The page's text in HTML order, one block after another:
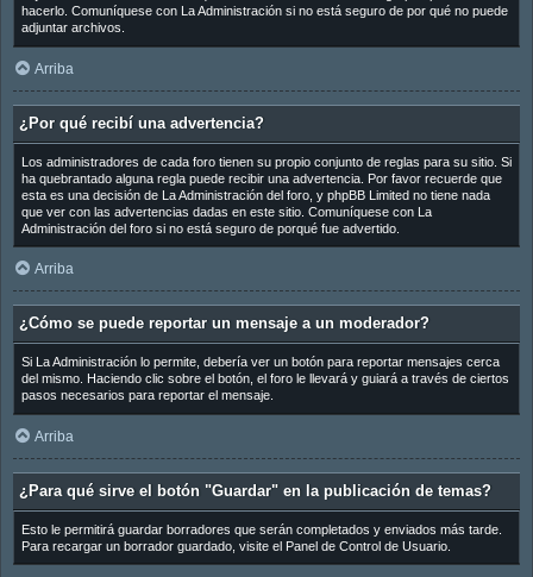
hacerlo. Comuníquese con La Administración si no está seguro de por qué no puede
adjuntar archivos.
Arriba
¿Por qué recibí una advertencia?
Los administradores de cada foro tienen su propio conjunto de reglas para su sitio. Si
ha quebrantado alguna regla puede recibir una advertencia. Por favor recuerde que
esta es una decisión de La Administración del foro, y phpBB Limited no tiene nada
que ver con las advertencias dadas en este sitio. Comuníquese con La
Administración del foro si no está seguro de porqué fue advertido.
Arriba
¿Cómo se puede reportar un mensaje a un moderador?
Si La Administración lo permite, debería ver un botón para reportar mensajes cerca
del mismo. Haciendo clic sobre el botón, el foro le llevará y guiará a través de ciertos
pasos necesarios para reportar el mensaje.
Arriba
¿Para qué sirve el botón "Guardar" en la publicación de temas?
Esto le permitirá guardar borradores que serán completados y enviados más tarde.
Para recargar un borrador guardado, visite el Panel de Control de Usuario.